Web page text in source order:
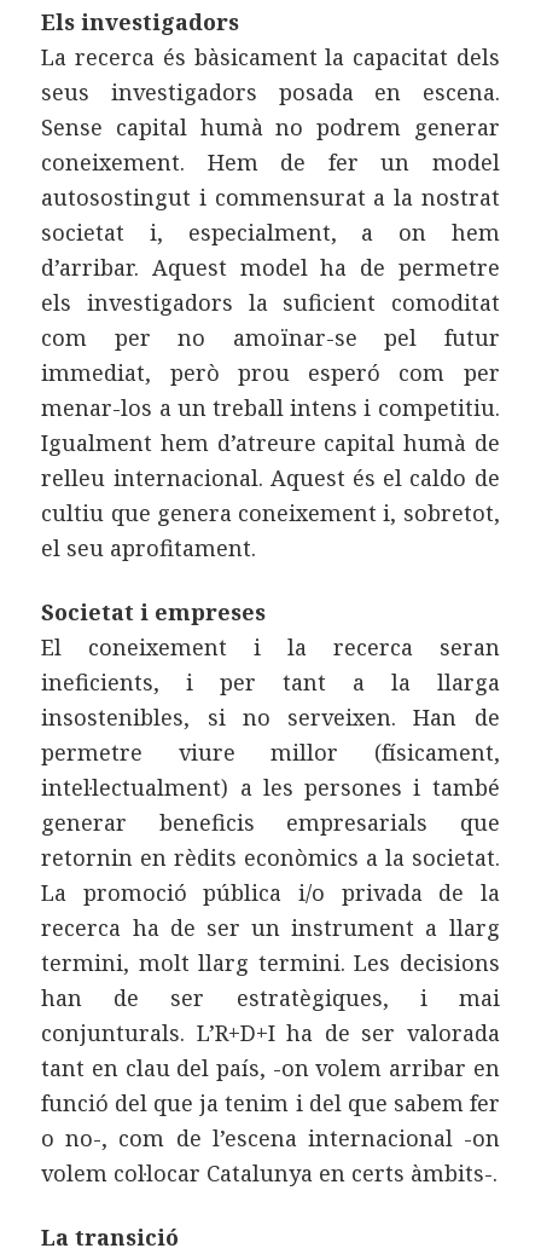
Els investigadors
La recerca és bàsicament la capacitat dels
seus investigadors posada en escena.
Sense capital humà no podrem generar
coneixement. Hem de fer un model
autosostingut i commensurat a la nostrat
societat i, especialment, a on hem
d’arribar. Aquest model ha de permetre
els investigadors la suficient comoditat
com per no amoïnar-se pel futur
immediat, però prou esperó com per
menar-los a un treball intens i competitiu.
Igualment hem d’atreure capital humà de
relleu internacional. Aquest és el caldo de
cultiu que genera coneixement i, sobretot,
el seu aprofitament.
Societat i empreses
El coneixement i la recerca seran
ineficients, i per tant a la llarga
insostenibles, si no serveixen. Han de
permetre viure millor (físicament,
intel·lectualment) a les persones i també
generar beneficis empresarials que
retornin en rèdits econòmics a la societat.
La promoció pública i/o privada de la
recerca ha de ser un instrument a llarg
termini, molt llarg termini. Les decisions
han de ser estratègiques, i mai
conjunturals. L’R+D+I ha de ser valorada
tant en clau del país, -on volem arribar en
funció del que ja tenim i del que sabem fer
o no-, com de l’escena internacional -on
volem col·locar Catalunya en certs àmbits-.
La transició